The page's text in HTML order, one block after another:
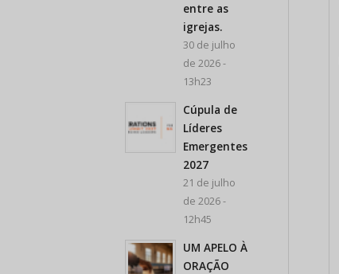
entre as
igrejas.
30 de julho
de 2026 -
13h23
Cúpula de
Líderes
Emergentes
2027
21 de julho
de 2026 -
12h45
UM APELO À
ORAÇÃO